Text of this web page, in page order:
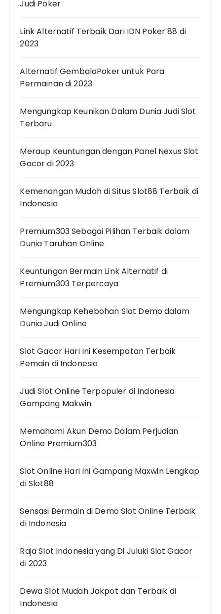
Judi Poker
Link Alternatif Terbaik Dari IDN Poker 88 di
2023
Alternatif GembalaPoker untuk Para
Permainan di 2023
Mengungkap Keunikan Dalam Dunia Judi Slot
Terbaru
Meraup Keuntungan dengan Panel Nexus Slot
Gacor di 2023
Kemenangan Mudah di Situs Slot88 Terbaik di
Indonesia
Premium303 Sebagai Pilihan Terbaik dalam
Dunia Taruhan Online
Keuntungan Bermain Link Alternatif di
Premium303 Terpercaya
Mengungkap Kehebohan Slot Demo dalam
Dunia Judi Online
Slot Gacor Hari Ini Kesempatan Terbaik
Pemain di Indonesia
Judi Slot Online Terpopuler di Indonesia
Gampang Makwin
Memahami Akun Demo Dalam Perjudian
Online Premium303
Slot Online Hari Ini Gampang Maxwin Lengkap
di Slot88
Sensasi Bermain di Demo Slot Online Terbaik
di Indonesia
Raja Slot Indonesia yang Di Juluki Slot Gacor
di 2023
Dewa Slot Mudah Jakpot dan Terbaik di
Indonesia